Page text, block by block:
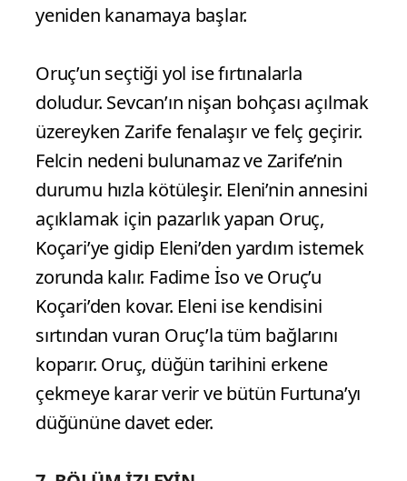
yeniden kanamaya başlar.
Oruç’un seçtiği yol ise fırtınalarla
doludur. Sevcan’ın nişan bohçası açılmak
üzereyken Zarife fenalaşır ve felç geçirir.
Felcin nedeni bulunamaz ve Zarife’nin
durumu hızla kötüleşir. Eleni’nin annesini
açıklamak için pazarlık yapan Oruç,
Koçari’ye gidip Eleni’den yardım istemek
zorunda kalır. Fadime İso ve Oruç’u
Koçari’den kovar. Eleni ise kendisini
sırtından vuran Oruç’la tüm bağlarını
koparır. Oruç, düğün tarihini erkene
çekmeye karar verir ve bütün Furtuna’yı
düğününe davet eder.